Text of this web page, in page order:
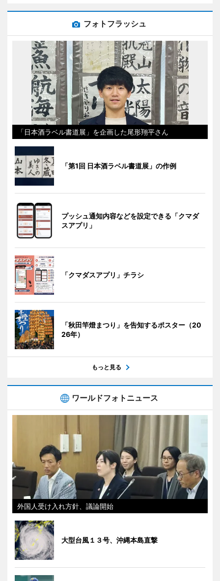
フォトフラッシュ
「日本酒ラベル書道展」を企画した尾形翔平さん
「第1回 日本酒ラベル書道展」の作例
プッシュ通知内容などを設定できる「クマダ
スアプリ」
「クマダスアプリ」チラシ
「秋田竿燈まつり」を告知するポスター（20
26年）
もっと見る
ワールドフォトニュース
外国人受け入れ方針、議論開始
大型台風１３号、沖縄本島直撃